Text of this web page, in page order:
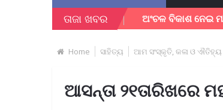
ତାଜା ଖବର
କଲେ ଜିଲ୍ଲାପାଳ। ଅଂଚଳ ବିକାଶ ନେଇ
Home ସାହିତ୍ୟ ଆମ ସଂସ୍କୃତି, କଳା ଓ ଐତିହ୍ୟ
ଆସନ୍ତା ୨୧ତାରିଖରେ